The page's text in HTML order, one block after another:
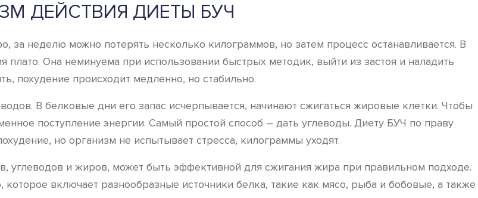
ДЕЙСТВИЯ ДИЕТЫ БУЧ
за неделю можно потерять несколько килограммов, но затем процесс останавливается. В
плато. Она неминуема при использовании быстрых методик, выйти из застоя и наладить
похудение происходит медленно, но стабильно.
В белковые дни его запас исчерпывается, начинают сжигаться жировые клетки. Чтобы
поступление энергии. Самый простой способ – дать углеводы. Диету БУЧ по праву
но организм не испытывает стресса, килограммы уходят.
углеводов и жиров, может быть эффективной для сжигания жира при правильном подходе.
включает разнообразные источники белка, такие как мясо, рыба и бобовые, а также